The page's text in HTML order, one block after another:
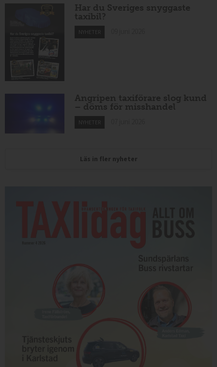
Har du Sveriges snyggaste
taxibil?
NYHETER
Angripen taxiförare slog kund
– döms för misshandel
NYHETER
Läs in fler nyheter